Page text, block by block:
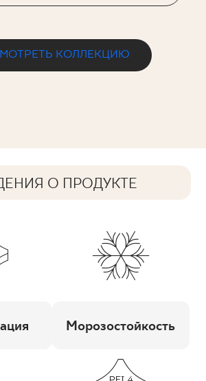
КОЛЛЕКЦИЮ
О ПРОДУКТЕ
Морозостойкость